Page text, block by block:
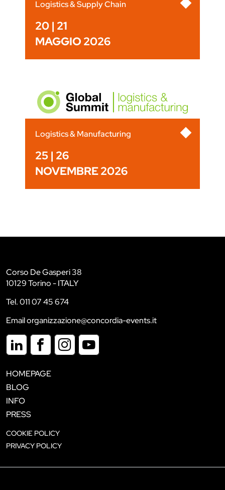
Logistics & Supply Chain
20 | 21
MAGGIO 2026
Logistics & Manufacturing
25 | 26
NOVEMBRE 2026
Corso De Gasperi 38
10129 Torino - ITALY
Tel. 011 07 45 674
Email organizzazione@concordia-events.it
HOMEPAGE
BLOG
INFO
PRESS
COOKIE POLICY
PRIVACY POLICY